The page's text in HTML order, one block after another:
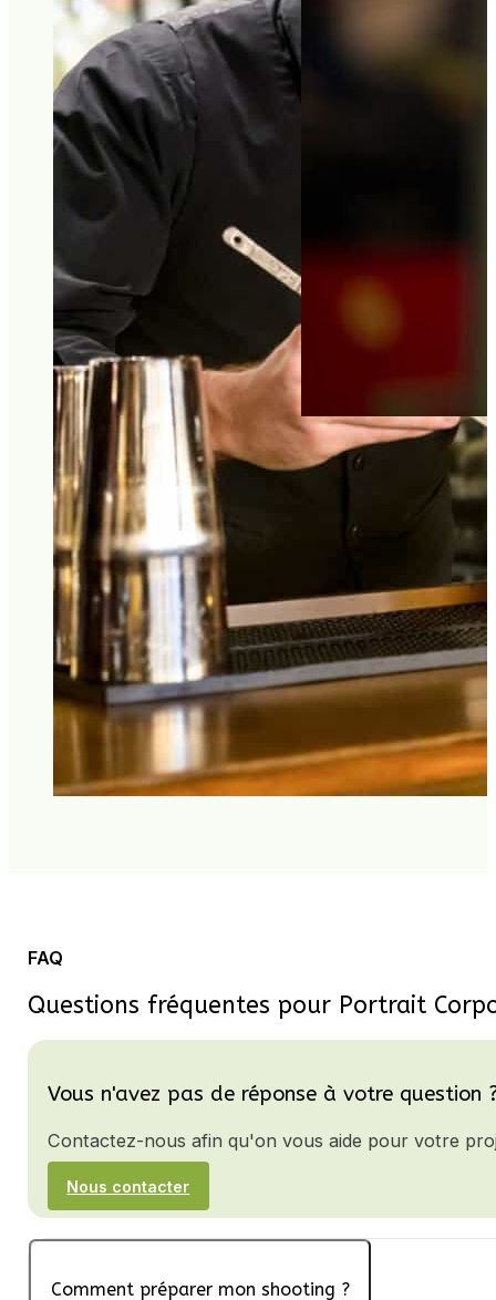
FAQ
Questions fréquentes pour Portrait
Vous n'avez pas de réponse à votre question
Contactez-nous afin qu'on vous aide pour votre
Nous contacter
Comment préparer mon shooting ?